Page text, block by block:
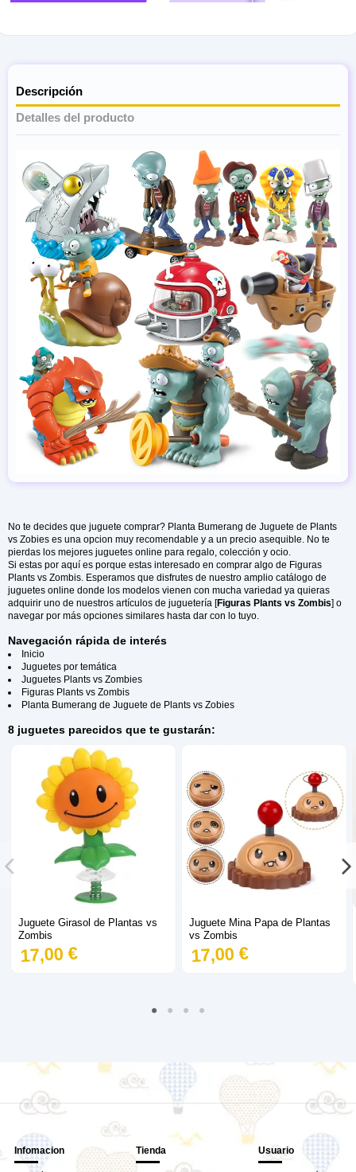
Descripción
Detalles del producto
No te decides que juguete comprar? Planta Bumerang de Juguete de Plants
vs Zobies es una opcion muy recomendable y a un precio asequible. No te
pierdas los mejores juguetes online para regalo, colección y ocio.
Si estas por aquí es porque estas interesado en comprar algo de Figuras
Plants vs Zombis. Esperamos que disfrutes de nuestro amplio catálogo de
juguetes online donde los modelos vienen con mucha variedad ya quieras
adquirir uno de nuestros artículos de juguetería [Figuras Plants vs Zombis] o
navegar por más opciones similares hasta dar con lo tuyo.
Navegación rápida de interés
Inicio
Juguetes por temática
Juguetes Plants vs Zombies
Figuras Plants vs Zombis
Planta Bumerang de Juguete de Plants vs Zobies
8 juguetes parecidos que te gustarán:
Juguete Girasol de Plantas vs
Zombis
17,00 €
Juguete Mina Papa de Plantas
vs Zombis
17,00 €
Infomacion Tienda Usuario